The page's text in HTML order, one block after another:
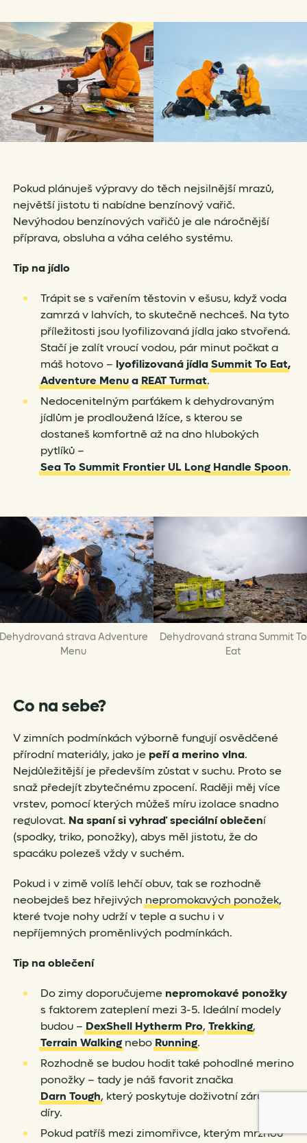
Pokud plánuješ výpravy do těch nejsilnější mrazů,
největší jistotu ti nabídne benzínový vařič.
Nevýhodou benzínových vařičů je ale náročnější
příprava, obsluha a váha celého systému.
Tip na jídlo
Trápit se s vařením těstovin v ešusu, když voda
zamrzá v lahvích, to skutečně nechceš. Na tyto
příležitosti jsou lyofilizovaná jídla jako stvořená.
Stačí je zalít vroucí vodou, pár minut počkat a
máš hotovo – lyofilizovaná jídlaSummit To Eat,
Adventure Menua REAT Turmat.
Nedocenitelným parťákem k dehydrovaným
jídlům je prodloužená lžíce, s kterou se
dostaneš komfortně až na dno hlubokých
pytlíků –
Sea To Summit Frontier UL Long Handle Spoon.
strava Adventure
Menu
Dehydrovaná strana Summit To
Eat
Co na sebe?
V zimních podmínkách výborně fungují osvědčené
přírodní materiály, jako je peří a merino vlna.
Nejdůležitější je především zůstat v suchu. Proto se
snaž předejít zbytečnému zpocení. Raději měj více
vrstev, pomocí kterých můžeš míru izolace snadno
regulovat. Na spaní si vyhraď speciální oblečení
(spodky, triko, ponožky), abys měl jistotu, že do
spacáku polezeš vždy v suchém.
Pokud i v zimě volíš lehčí obuv, tak se rozhodně
neobejdeš bez hřejivých nepromokavých ponožek,
které tvoje nohy udrží v teple a suchu i v
nepříjemných proměnlivých podmínkách.
Tip na oblečení
Do zimy doporučujeme nepromokavé ponožky
s faktorem zateplení mezi 3-5. Ideální modely
budou – DexShell Hytherm Pro, Trekking,
Terrain Walkingnebo Running.
Rozhodně se budou hodit také pohodlné merino
ponožky – tady je náš favorit značka
Darn Tough, který poskytuje doživotní záruku na
díry.
Pokud patříš mezi zimomřivce, kterým mrznou